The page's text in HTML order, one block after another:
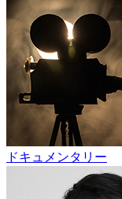
ドキュメンタリー